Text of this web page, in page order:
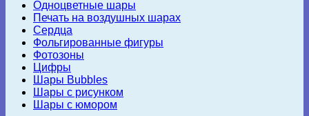
Одноцветные шары
Печать на воздушных шарах
Сердца
Фольгированные фигуры
Фотозоны
Цифры
Шары Bubbles
Шары с рисунком
Шары с юмором